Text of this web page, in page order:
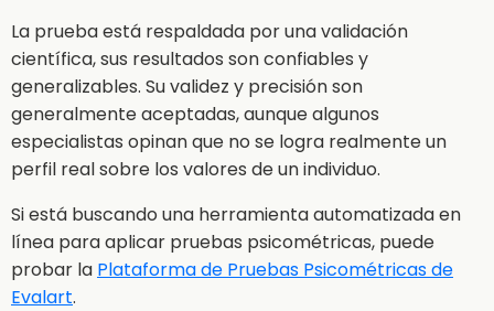
La prueba está respaldada por una validación
científica, sus resultados son confiables y
generalizables. Su validez y precisión son
generalmente aceptadas, aunque algunos
especialistas opinan que no se logra realmente un
perfil real sobre los valores de un individuo.
Si está buscando una herramienta automatizada en
línea para aplicar pruebas psicométricas, puede
probar la Plataforma de Pruebas Psicométricas de
Evalart.